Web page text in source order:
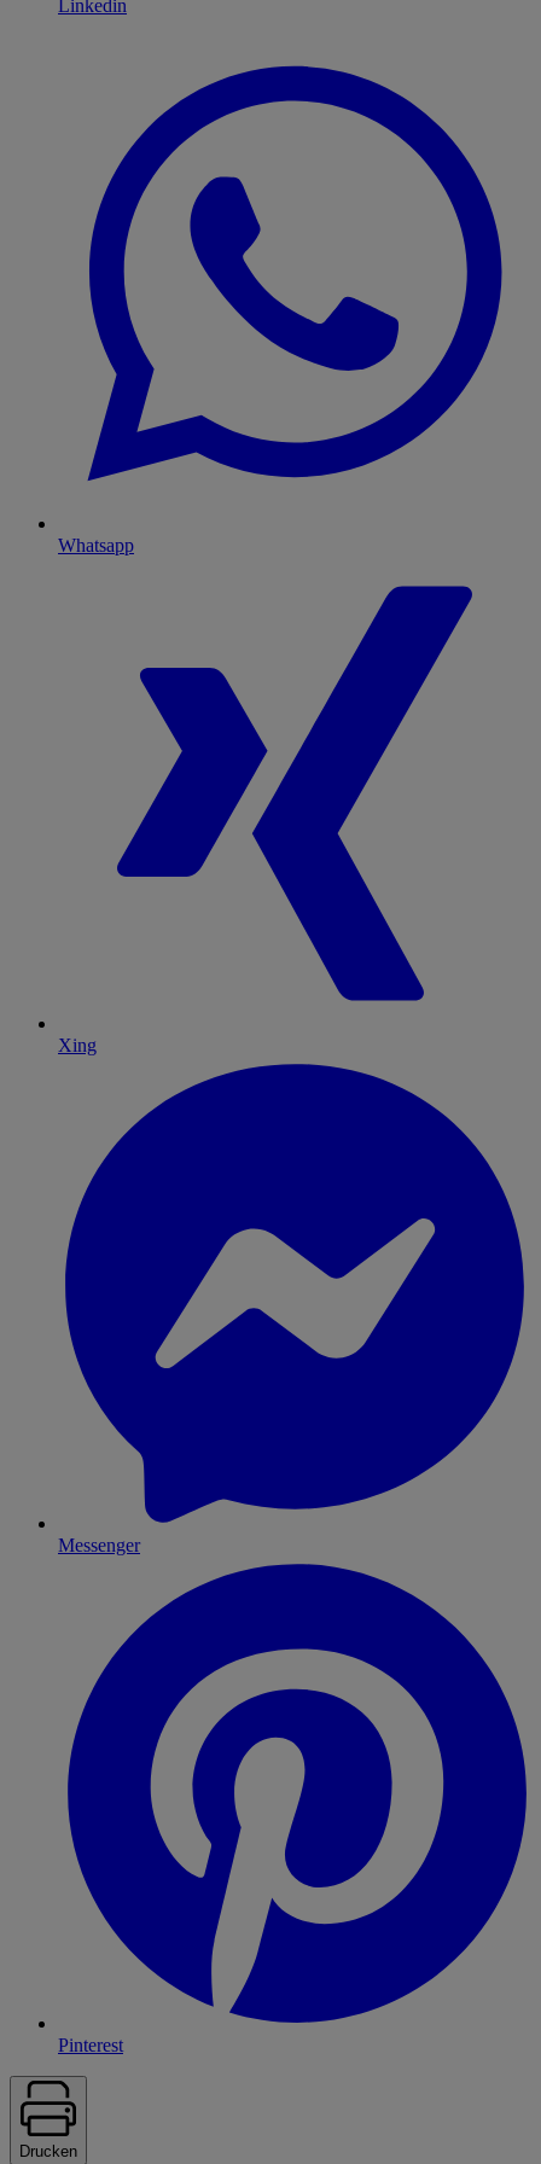
Linkedin
Whatsapp
Xing
Messenger
Pinterest
Drucken